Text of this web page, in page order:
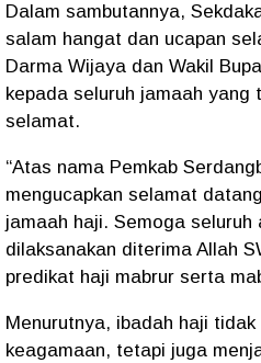
Dalam sambutannya,
salam hangat dan ucapan
Darma Wijaya dan Wakil
kepada seluruh jamaah yang
selamat.
“Atas nama Pemkab
mengucapkan selamat
jamaah haji. Semoga seluruh
dilaksanakan diterima Allah
predikat haji mabrur serta
Menurutnya, ibadah haji
keagamaan, tetapi juga